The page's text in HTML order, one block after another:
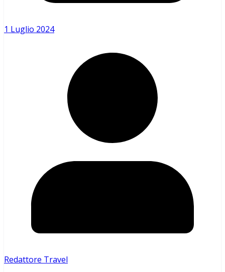
1 Luglio 2024
Redattore Travel